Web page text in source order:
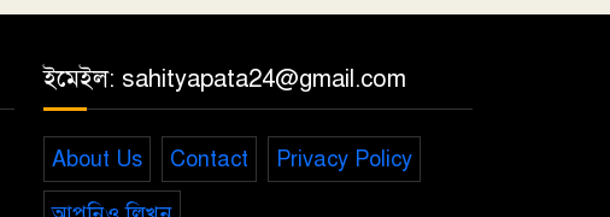
মেহেরপুরে যুবদল ও
ছাত্রদলের উদ্যোগে জুলাই
৬
ইমেইল: sahityapata24@gmail.com
About Us Contact Privacy Policy